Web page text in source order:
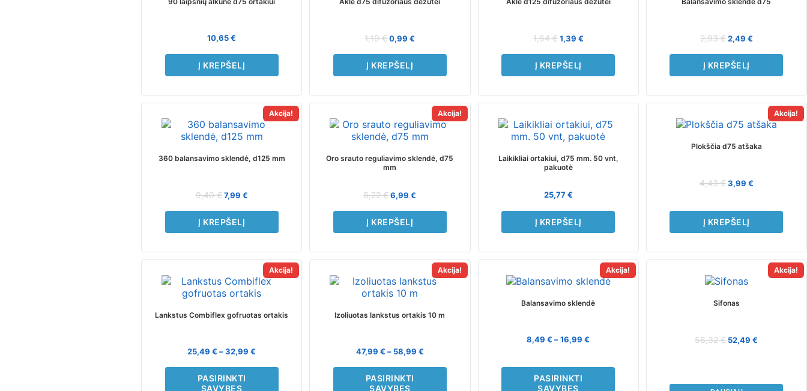
10,65€
Į KREPŠELĮ
1,10€ 0,99€
Į KREPŠELĮ
1,64€ 1,39 €
Į KREPŠELĮ
2,93€2,49 €
Į KREPŠELĮ
Akcija!
360 balansavimo sklendė, d125 mm
9,40€ 7,99 €
Į KREPŠELĮ
Akcija!
Oro srauto reguliavimo sklendė, d75
mm
8,22€ 6,99€
Į KREPŠELĮ
Laikikliai ortakiui, d75 mm. 50 vnt,
pakuotė
25,77€
Į KREPŠELĮ
Akcija!
Plokščia d75 atšaka
4,43€3,99 €
Į KREPŠELĮ
Akcija!
Lankstus Combiflex gofruotas ortakis
25,49€ –32,99€
PASIRINKTI
SAVYBES
This
product
has
multiple
variants.
options
may
be
chosen
Akcija!
Izoliuotas lankstus ortakis 10 m
47,99 € – 58,99 €
PASIRINKTI
SAVYBES
This
product
has
multiple
options
may
be
chosen
Akcija!
Balansavimo sklendė
8,49€ –16,99€
PASIRINKTI
SAVYBES
This
product
has
The
options
be
chosen
Akcija!
Sifonas
58,32€ 52,49€